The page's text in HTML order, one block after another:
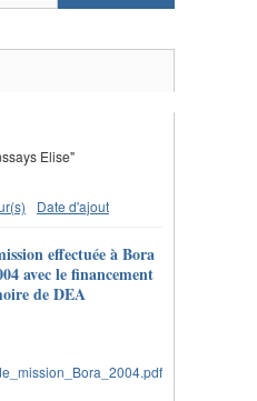
Elise"
Date d'ajout
effectuée à Bora
avec le financement
de DEA